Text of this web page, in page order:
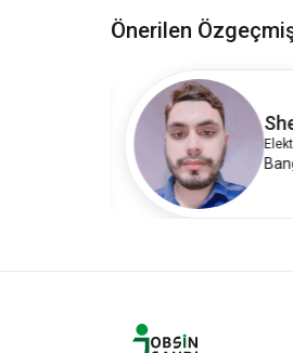
Önerilen